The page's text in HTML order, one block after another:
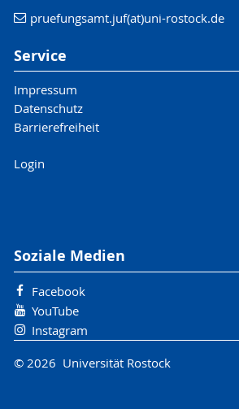
pruefungsamt.juf(at)uni-rostock.de
Service
Impressum
Datenschutz
Barrierefreiheit
Login
Soziale Medien
Facebook
YouTube
Instagram
© 2026 Universität Rostock